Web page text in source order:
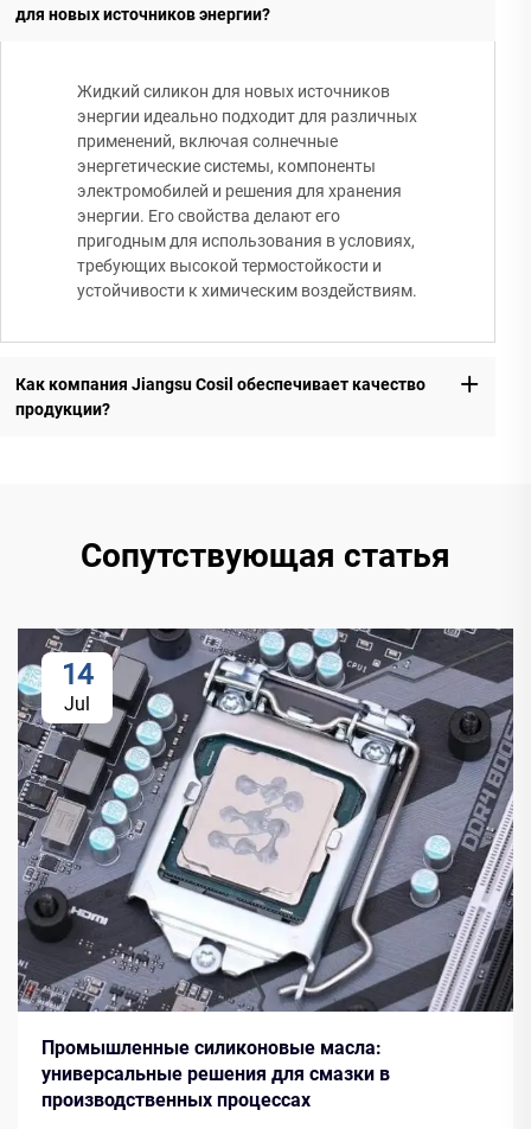
для новых источников энергии?
Жидкий силикон для новых источников
энергии идеально подходит для различных
применений, включая солнечные
энергетические системы, компоненты
электромобилей и решения для хранения
энергии. Его свойства делают его
пригодным для использования в условиях,
требующих высокой термостойкости и
устойчивости к химическим воздействиям.
Как компания Jiangsu Cosil обеспечивает качество
продукции?
Сопутствующая статья
14
Jul
Промышленные силиконовые масла:
универсальные решения для смазки в
производственных процессах